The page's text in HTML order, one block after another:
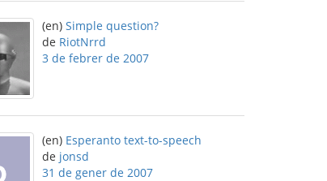
(en) Simple question?
de RiotNrrd
3 de febrer de 2007
(en) Esperanto text-to-speech
de jonsd
31 de gener de 2007